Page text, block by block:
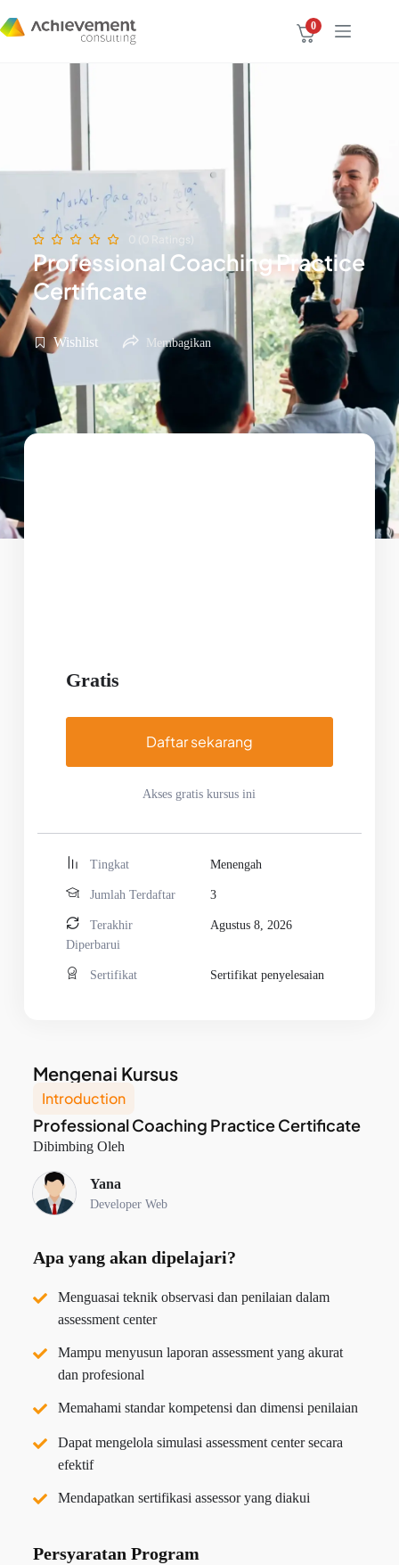
0
0 (0 Ratings)
Professional Coaching Practice
Certificate
Wishlist Membagikan
Mengenai Kursus
Introduction
Professional Coaching Practice Certificate
Dibimbing Oleh
Yana
Developer Web
Apa yang akan dipelajari?
Menguasai teknik observasi dan penilaian dalam
assessment center
Mampu menyusun laporan assessment yang akurat
dan profesional
Memahami standar kompetensi dan dimensi penilaian
Dapat mengelola simulasi assessment center secara
efektif
Mendapatkan sertifikasi assessor yang diakui
Persyaratan Program
Gratis
Daftar sekarang
Akses gratis kursus ini
Tingkat Menengah
Jumlah Terdaftar 3
Terakhir
Diperbarui
Agustus 8, 2026
Sertifikat Sertifikat penyelesaian